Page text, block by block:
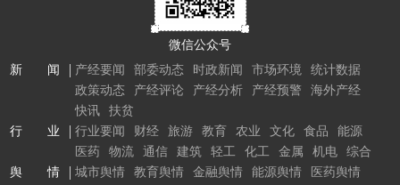
微信公众号
新 闻
产经要闻 部委动态 时政新闻 市场环境
统计数据
政策动态
产经评论 产经分析 产经预警
海外产经
快讯
扶贫
行 业
行业要闻 财经 旅游 教育 农业 文化 食品
能源
医药
物流 通信 建筑 轻工 化工 金属 机电
综合
舆 情
城市舆情 教育舆情 金融舆情 能源舆情
医药舆情